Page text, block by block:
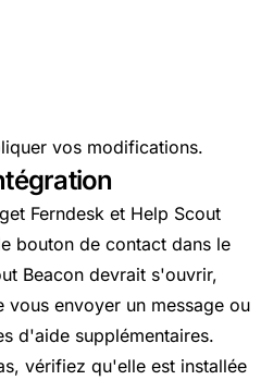
vos modifications.
Ferndesk et Help Scout
bouton de contact dans le
Beacon devrait s'ouvrir,
vous envoyer un message ou
d'aide supplémentaires.
vérifiez qu'elle est installée